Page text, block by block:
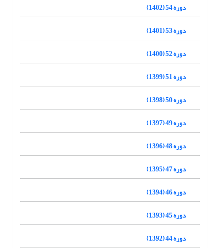
دوره 54 (1402)
دوره 53 (1401)
دوره 52 (1400)
دوره 51 (1399)
دوره 50 (1398)
دوره 49 (1397)
دوره 48 (1396)
دوره 47 (1395)
دوره 46 (1394)
دوره 45 (1393)
دوره 44 (1392)